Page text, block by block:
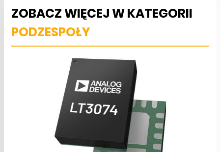
ZOBACZ WIĘCEJ W KATEGORII
PODZESPOŁY